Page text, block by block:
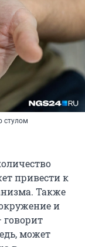
стулом
привести к
Также
и
говорит
может